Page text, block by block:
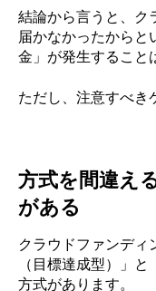
結論から言うと、ク
届かなかったからと
金」が発生すること
ただし、注意すべき
方式を間違え
がある
クラウドファンデ
（目標達成型）」
方式があります。